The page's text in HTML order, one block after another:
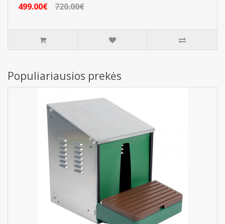
499.00€ 720.00€
Populiariausios prekės